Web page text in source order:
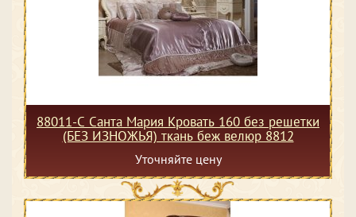
88011-С Санта Мария Кровать 160 без решетки
(БЕЗ ИЗНОЖЬЯ) ткань беж велюр 8812
Уточняйте цену